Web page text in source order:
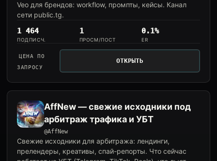
Veo для брендов: workflow, промпты, кейсы. Канал
сети public.tg.
1 464
ПОДПИСЧ.
1
ПРОСМ/ПОСТ
0.1%
ER
ЦЕНА ПО
ЗАПРОСУ
ОТКРЫТЬ
AffNew — свежие исходники под
арбитраж трафика и УБТ
@AffNew
Свежие исходники для арбитража: лендинги,
прелендеры, креативы, спай-репорты. Что сейчас